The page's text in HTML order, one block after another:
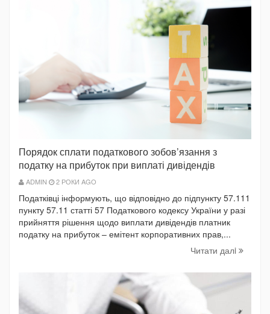
Порядок сплати податкового зобов’язання з
податку на прибуток при виплаті дивідендів
ADMIN 2 РОКИ AGO
Податківці інформують, що відповідно до підпункту 57.111
пункту 57.11 статті 57 Податкового кодексу України у разі
прийняття рішення щодо виплати дивідендів платник
податку на прибуток – емітент корпоративних прав,...
Читати далi